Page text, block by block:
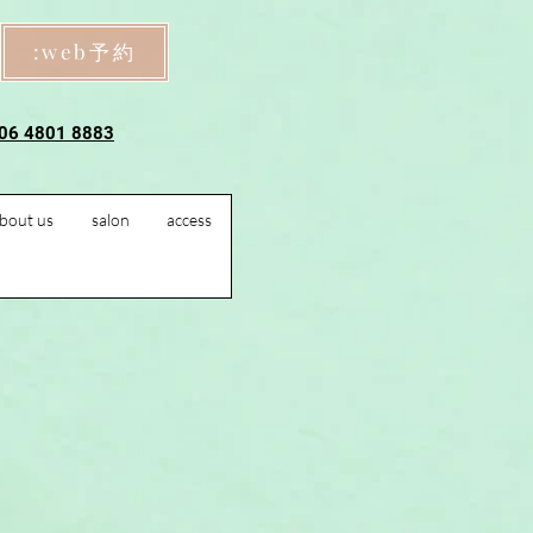
:web予約
4801 8883
us salon access